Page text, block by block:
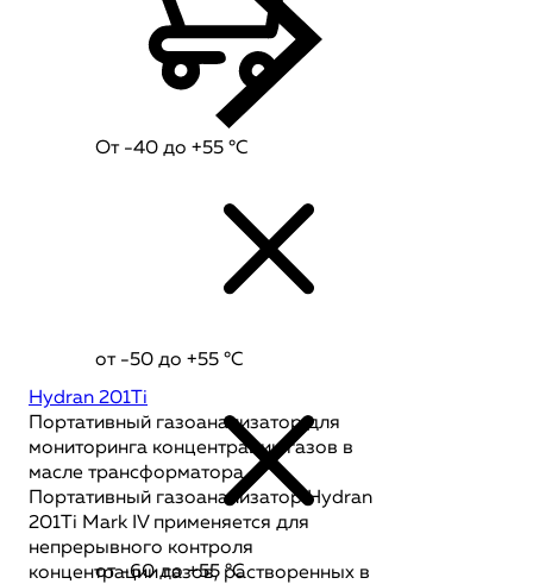
Hydran 201Ti
Портативный газоанализатор для
мониторинга концентрации газов в
масле трансформатора
Портативный газоанализатор Hydran
201Ti Mark IV применяется для
непрерывного контроля
концентрации газов, растворенных в
От -40 до +55 °C
от -50 до +55 °C
от -60 до +55 °C